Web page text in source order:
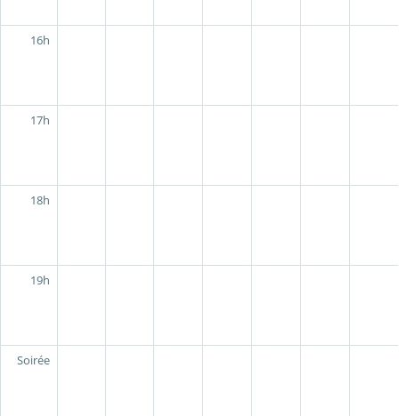
16h
17h
18h
19h
Soirée